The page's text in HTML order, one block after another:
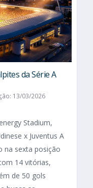
da Série A
13/03/2026
Stadium,
x Juventus A
na sexta posição
14 vitórias,
de 50 gols